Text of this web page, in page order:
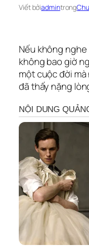
Viết bởiadmintrong
Nếu không
không bao giờ
một cuộc đời
đã thấy nặng